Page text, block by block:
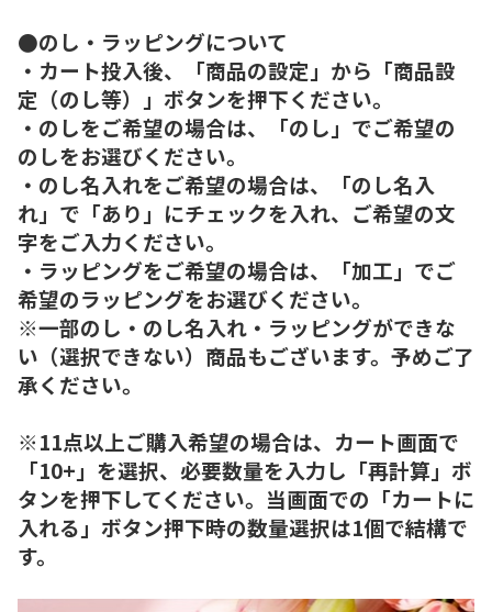
●のし・ラッピングについて
・カート投入後、「商品の設定」から「商品設
定（のし等）」ボタンを押下ください。
・のしをご希望の場合は、「のし」でご希望の
のしをお選びください。
・のし名入れをご希望の場合は、「のし名入
れ」で「あり」にチェックを入れ、ご希望の文
字をご入力ください。
・ラッピングをご希望の場合は、「加工」でご
希望のラッピングをお選びください。
※一部のし・のし名入れ・ラッピングができな
い（選択できない）商品もございます。予めご了
承ください。
※11点以上ご購入希望の場合は、カート画面で
「10+」を選択、必要数量を入力し「再計算」ボ
タンを押下してください。当画面での「カートに
入れる」ボタン押下時の数量選択は1個で結構で
す。